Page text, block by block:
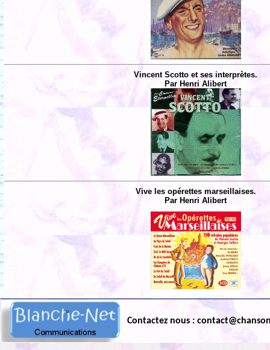
Vincent Scotto et ses interprètes.
Par Henri Alibert
Vive les opérettes marseillaises.
Par Henri Alibert
Contactez nous :